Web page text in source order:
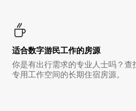
适合数字游民工作的房源
你是有出行需求的专业人士吗？查
专用工作空间的长期住宿房源。